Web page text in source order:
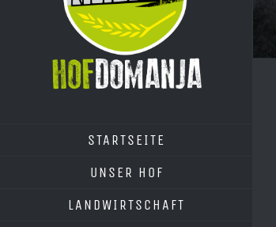
STARTSEITE
UNSER HOF
LANDWIRTSCHAFT